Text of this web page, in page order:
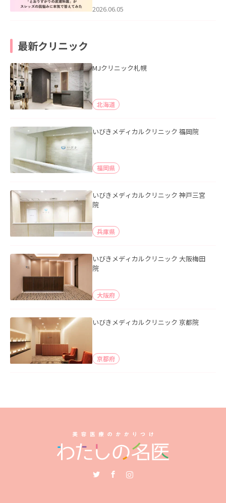
2026.06.05
最新クリニック
MJクリニック札幌
北海道
いびきメディカルクリニック 福岡院
福岡県
いびきメディカルクリニック 神戸三宮
院
兵庫県
いびきメディカルクリニック 大阪梅田
院
大阪府
いびきメディカルクリニック 京都院
京都府